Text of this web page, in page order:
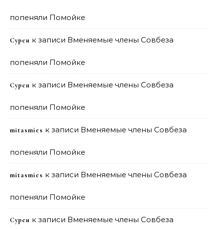
попеняли Помойке
Сурен к записи Вменяемые члены Совбеза
попеняли Помойке
Сурен к записи Вменяемые члены Совбеза
попеняли Помойке
mitasmies к записи Вменяемые члены Совбеза
попеняли Помойке
mitasmies к записи Вменяемые члены Совбеза
попеняли Помойке
Сурен к записи Вменяемые члены Совбеза